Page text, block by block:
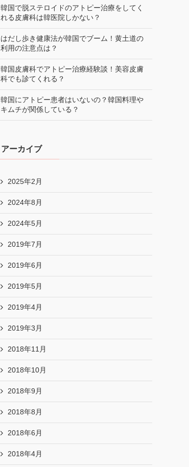
韓国で脱ステロイドのアトピー治療をしてく
れる皮膚科は韓医院しかない？
はだし歩き健康法が韓国でブーム！黄土道の
利用の注意点は？
韓国皮膚科でアトピー治療経験談！美容皮膚
科でも診てくれる？
韓国にアトピー患者はいないの？韓国料理や
キムチが関係している？
アーカイブ
2025年2月
2024年8月
2024年5月
2019年7月
2019年6月
2019年5月
2019年4月
2019年3月
2018年11月
2018年10月
2018年9月
2018年8月
2018年6月
2018年4月